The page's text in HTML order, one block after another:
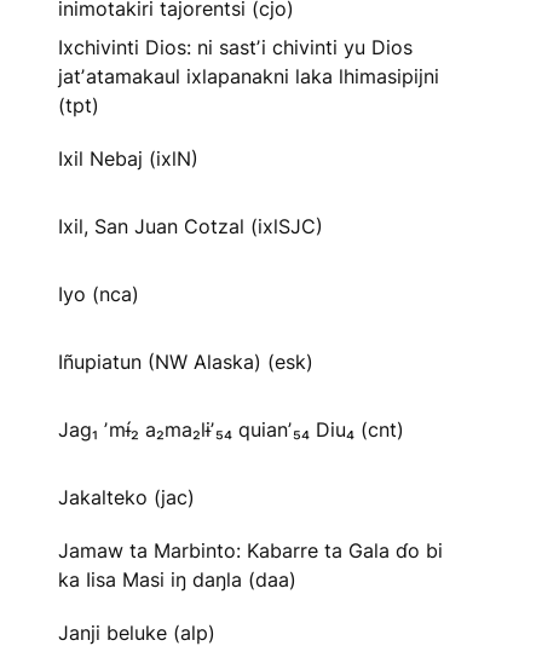
inimotakiri tajorentsi (cjo)
Ixchivinti Dios: ni sastʼi chivinti yu Dios
jatʼatamakaul ixlapanakni laka lhimasipijni
(tpt)
Ixil Nebaj (ixlN)
Ixil, San Juan Cotzal (ixlSJC)
Iyo (nca)
Iñupiatun (NW Alaska) (esk)
Jag₁ ʼmɨ́₂ a₂ma₂lɨʼ₅₄ quianʼ₅₄ Diu₄ (cnt)
Jakalteko (jac)
Jamaw ta Marbinto: Kabarre ta Gala ɗo bi
ka Iisa Masi iŋ daŋla (daa)
Janji beluke (alp)